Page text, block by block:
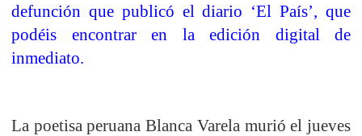
defunción que publicó el diario ‘El País’, que
podéis encontrar en la edición digital de
inmediato.
La poetisa peruana Blanca Varela murió el jueves